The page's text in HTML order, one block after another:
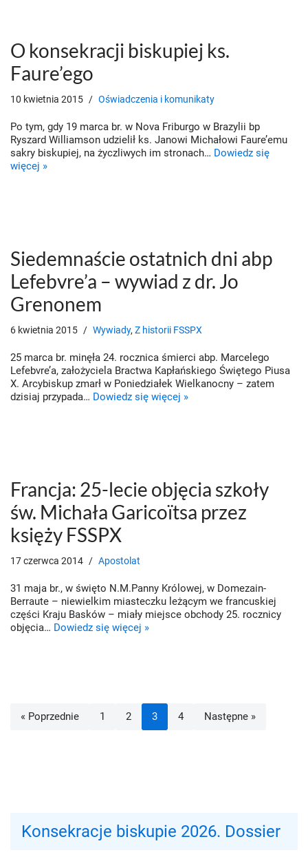
O konsekracji biskupiej ks.
Faure’ego
10 kwietnia 2015 Oświadczenia i komunikaty
Po tym, gdy 19 marca br. w Nova Friburgo w Brazylii bp
Ryszard Williamson udzielił ks. Janowi Michałowi Faure’emu
sakry biskupiej, na życzliwych im stronach… Dowiedz się
więcej »
Siedemnaście ostatnich dni abp
Lefebvre’a – wywiad z dr. Jo
Grenonem
6 kwietnia 2015 Wywiady, Z historii FSSPX
25 marca br. minęła 24. rocznica śmierci abp. Marcelego
Lefebvre’a, założyciela Bractwa Kapłańskiego Świętego Piusa
X. Arcybiskup zmarł w Poniedziałek Wielkanocny – zatem
dzisiaj przypada… Dowiedz się więcej »
Francja: 25-lecie objęcia szkoły
św. Michała Garicoïtsa przez
księży FSSPX
17 czerwca 2014 Apostolat
31 maja br., w święto N.M.Panny Królowej, w Domezain-
Berraute – niewielkim miasteczku leżącym we francuskiej
części Kraju Basków – miały miejsce obchody 25. rocznicy
objęcia… Dowiedz się więcej »
« Poprzednie 1 2 3 4 Następne »
Konsekracje biskupie 2026. Dossier